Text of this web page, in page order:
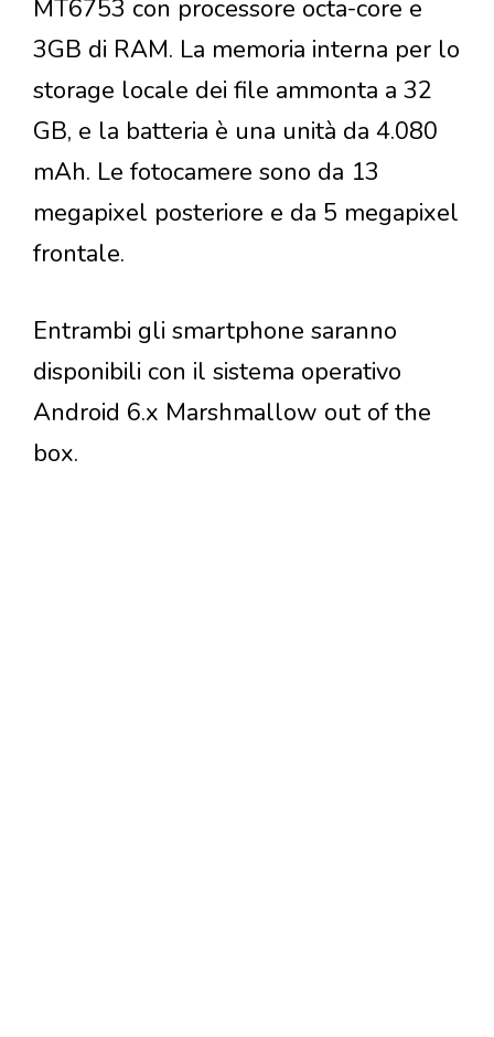
MT6753 con processore octa-core e
3GB di RAM. La memoria interna per lo
storage locale dei file ammonta a 32
GB, e la batteria è una unità da 4.080
mAh. Le fotocamere sono da 13
megapixel posteriore e da 5 megapixel
frontale.
Entrambi gli smartphone saranno
disponibili con il sistema operativo
Android 6.x Marshmallow out of the
box.